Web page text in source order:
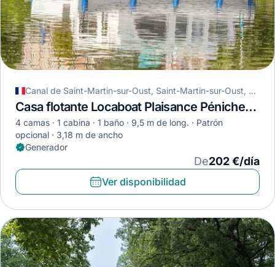
Canal de Saint-Martin-sur-Oust, Saint-Martin-sur-Oust, Francia
Casa flotante Locaboat Plaisance Pénichette 950E · 2020
4 camas 1 cabina 1 baño 9,5 m de long.
Patrón
opcional
3,18 m de ancho
Generador
De202 €/día
Ver disponibilidad